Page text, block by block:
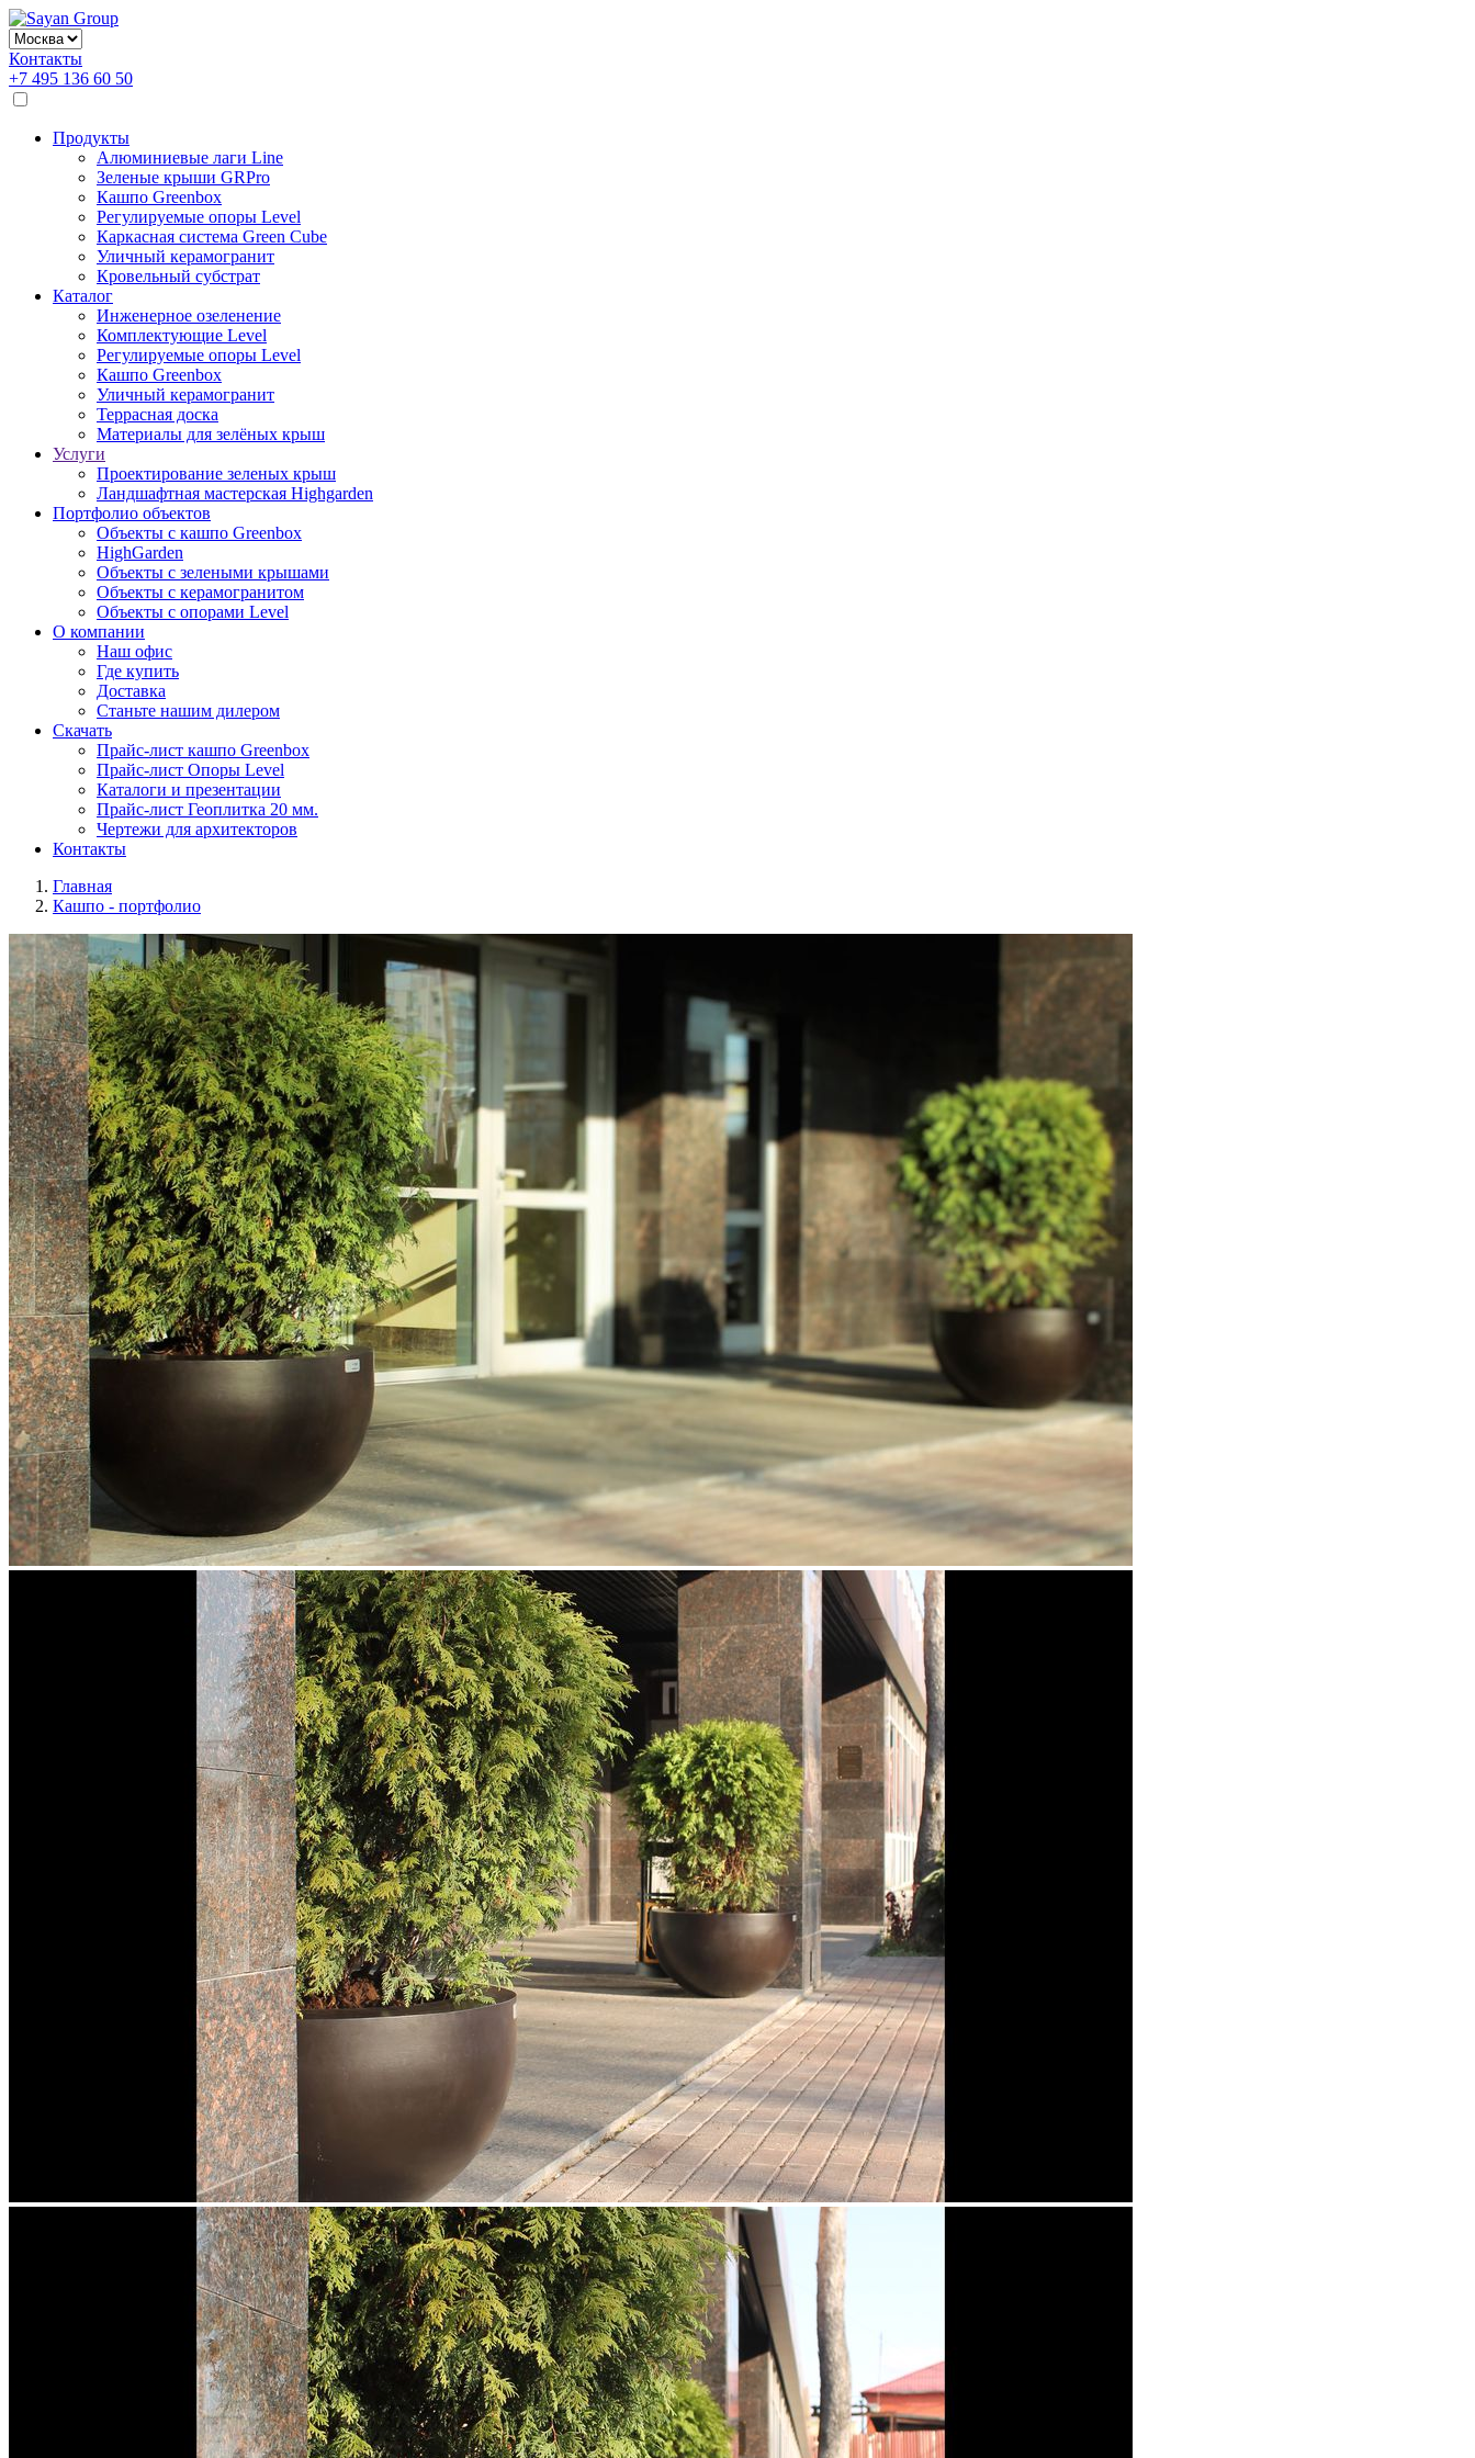
Контакты
+7 495 136 60 50
Продукты
Алюминиевые лаги Line
Зеленые крыши GRPro
Кашпо Greenbox
Регулируемые опоры Level
Каркасная система Green Cube
Уличный керамогранит
Кровельный субстрат
Каталог
Инженерное озеленение
Комплектующие Level
Регулируемые опоры Level
Кашпо Greenbox
Уличный керамогранит
Террасная доска
Материалы для зелёных крыш
Услуги
Проектирование зеленых крыш
Ландшафтная мастерская Highgarden
Портфолио объектов
Объекты с кашпо Greenbox
HighGarden
Объекты с зелеными крышами
Объекты с керамогранитом
Объекты с опорами Level
О компании
Наш офис
Где купить
Доставка
Станьте нашим дилером
Скачать
Прайс-лист кашпо Greenbox
Прайс-лист Опоры Level
Каталоги и презентации
Прайс-лист Геоплитка 20 мм.
Чертежи для архитекторов
Контакты
Главная
Кашпо - портфолио